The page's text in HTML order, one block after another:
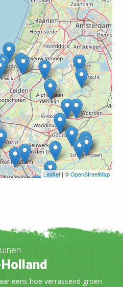
Leaflet| ©OpenStreetMap
eens hoe verrassend groen